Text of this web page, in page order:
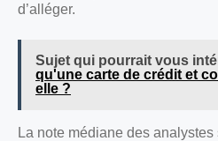
d’alléger.
Sujet qui pourrait vous
qu'une carte de crédit et
elle ?
La note médiane des analystes